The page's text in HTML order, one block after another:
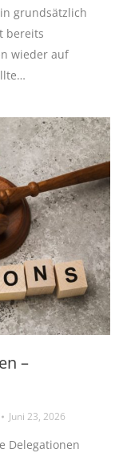
grundsätzlich
bereits
wieder auf
–
Juni 23, 2026
Delegationen